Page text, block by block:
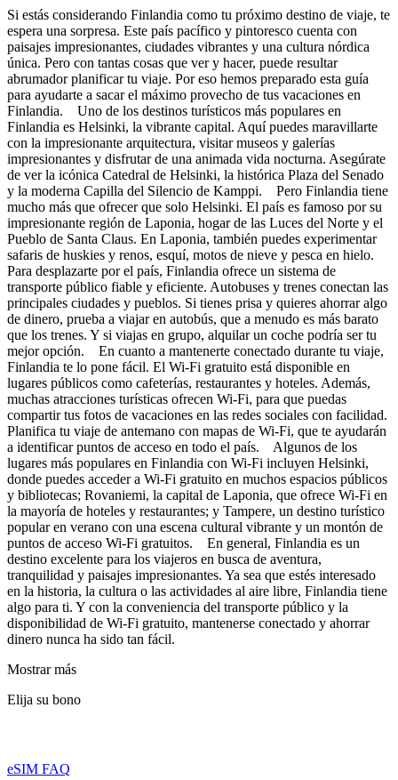
Si estás considerando Finlandia como tu próximo destino de viaje, te
espera una sorpresa. Este país pacífico y pintoresco cuenta con
paisajes impresionantes, ciudades vibrantes y una cultura nórdica
única. Pero con tantas cosas que ver y hacer, puede resultar
abrumador planificar tu viaje. Por eso hemos preparado esta guía
para ayudarte a sacar el máximo provecho de tus vacaciones en
Finlandia. Uno de los destinos turísticos más populares en
Finlandia es Helsinki, la vibrante capital. Aquí puedes maravillarte
con la impresionante arquitectura, visitar museos y galerías
impresionantes y disfrutar de una animada vida nocturna. Asegúrate
de ver la icónica Catedral de Helsinki, la histórica Plaza del Senado
y la moderna Capilla del Silencio de Kamppi. Pero Finlandia tiene
mucho más que ofrecer que solo Helsinki. El país es famoso por su
impresionante región de Laponia, hogar de las Luces del Norte y el
Pueblo de Santa Claus. En Laponia, también puedes experimentar
safaris de huskies y renos, esquí, motos de nieve y pesca en hielo.
Para desplazarte por el país, Finlandia ofrece un sistema de
transporte público fiable y eficiente. Autobuses y trenes conectan las
principales ciudades y pueblos. Si tienes prisa y quieres ahorrar algo
de dinero, prueba a viajar en autobús, que a menudo es más barato
que los trenes. Y si viajas en grupo, alquilar un coche podría ser tu
mejor opción. En cuanto a mantenerte conectado durante tu viaje,
Finlandia te lo pone fácil. El Wi-Fi gratuito está disponible en
lugares públicos como cafeterías, restaurantes y hoteles. Además,
muchas atracciones turísticas ofrecen Wi-Fi, para que puedas
compartir tus fotos de vacaciones en las redes sociales con facilidad.
Planifica tu viaje de antemano con mapas de Wi-Fi, que te ayudarán
a identificar puntos de acceso en todo el país. Algunos de los
lugares más populares en Finlandia con Wi-Fi incluyen Helsinki,
donde puedes acceder a Wi-Fi gratuito en muchos espacios públicos
y bibliotecas; Rovaniemi, la capital de Laponia, que ofrece Wi-Fi en
la mayoría de hoteles y restaurantes; y Tampere, un destino turístico
popular en verano con una escena cultural vibrante y un montón de
puntos de acceso Wi-Fi gratuitos. En general, Finlandia es un
destino excelente para los viajeros en busca de aventura,
tranquilidad y paisajes impresionantes. Ya sea que estés interesado
en la historia, la cultura o las actividades al aire libre, Finlandia tiene
algo para ti. Y con la conveniencia del transporte público y la
disponibilidad de Wi-Fi gratuito, mantenerse conectado y ahorrar
dinero nunca ha sido tan fácil.
Mostrar más
Elija su bono
eSIM FAQ